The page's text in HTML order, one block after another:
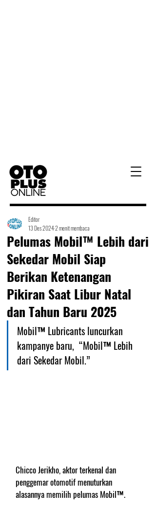
Pelumas Mobil™ Lebih dari
Sekedar Mobil Siap
Berikan Ketenangan
Pikiran Saat Libur Natal
dan Tahun Baru 2025
Editor
13 Des 20242 menit membaca
Mobil™ Lubricants luncurkan
kampanye baru,  “Mobil™ Lebih
dari Sekedar Mobil.”
Chicco Jerikho, aktor terkenal dan
penggemar otomotif menuturkan
alasannya memilih pelumas Mobil™.